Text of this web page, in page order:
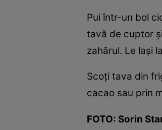
Pui într-un bol
tavă de cuptor
zahărul. Le laşi
Scoţi tava din
cacao sau prin
FOTO: Sorin